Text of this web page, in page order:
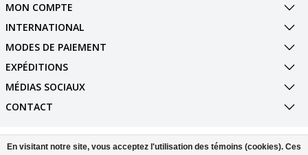
MON COMPTE
INTERNATIONAL
MODES DE PAIEMENT
EXPÉDITIONS
MÉDIAS SOCIAUX
CONTACT
© Copyright 2026 Parket&meer.nl -- Alle prijzen zijn inclusief
En visitant notre site, vous acceptez l'utilisation des témoins (cookies). Ces